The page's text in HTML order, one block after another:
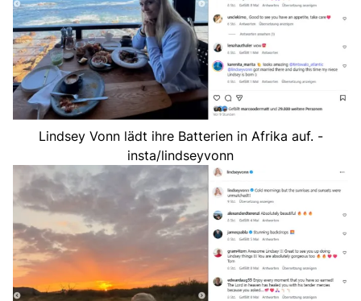
Lindsey Vonn lädt ihre Batterien in Afrika auf. -
insta/lindseyvonn